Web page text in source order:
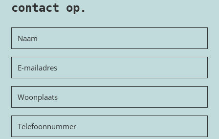
contact op.
mailadres
Woonplaats
Telefoon